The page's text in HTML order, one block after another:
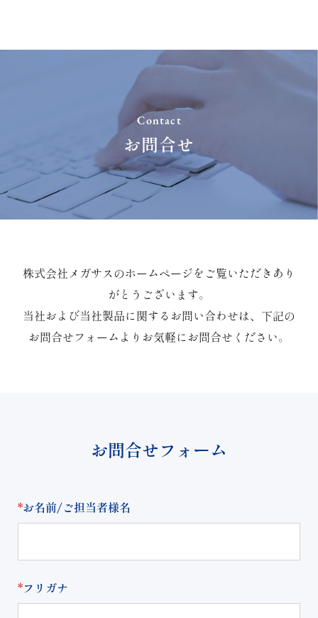
Contact
お問合せ
株式会社メガサスのホームページをご覧いただきあり
がとうございます。
当社および当社製品に関するお問い合わせは、下記の
お問合せフォームよりお気軽にお問合せください。
お問合せフォーム
*お名前/ご担当者様名
*フリガナ